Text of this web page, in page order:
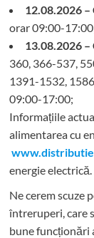
12.08.2026 –
orar 09:00-
13.08.2026 –
360, 366-537,
1391-1532,
09:00-17:00;
Informațiile
alimentarea cu
energie electrică.
Ne cerem scuze
întreruperi, care
bune funcționări